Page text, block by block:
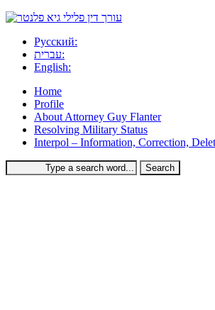
Русский:
עברית:
English:
Home
Profile
About Attorney Guy Flanter
Resolving Military Status
Interpol – Information, Correction,